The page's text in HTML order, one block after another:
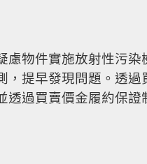
慮物件實施放射性污染
，提早發現問題。透過
透過買賣價金履約保證